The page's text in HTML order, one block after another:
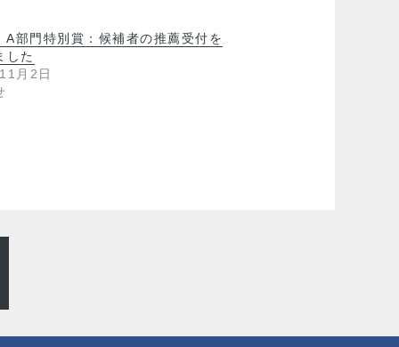
A部門特別賞：候補者の推薦受付を
した
月2日